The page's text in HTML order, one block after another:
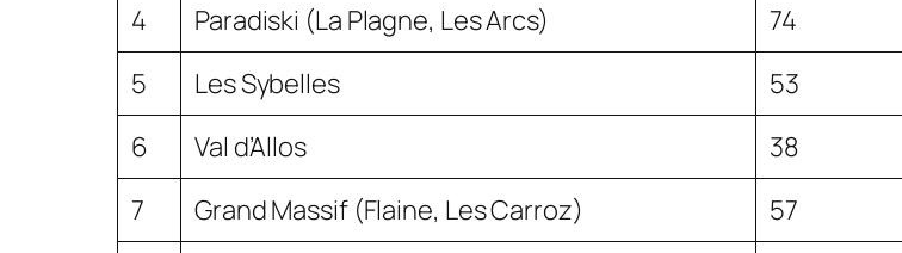
4
Paradiski (La Plagne, Les Arcs) 74
5
Les Sybelles 53
6
Val d’Allos 38
7
Grand Massif (Flaine, Les Carroz) 57